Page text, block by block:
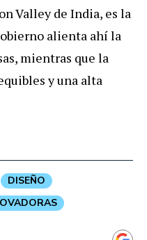
Valley de India, es la
alienta ahí la
mientras que la
y una alta
DISEÑO